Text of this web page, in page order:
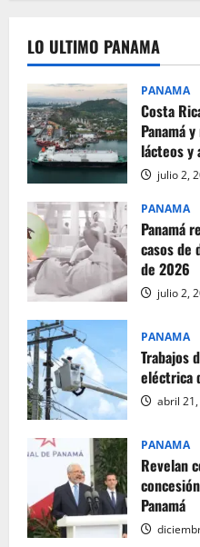
LO ULTIMO PANAMA
PANAMA
Costa
Panamá
lácteos y
julio 2,
PANAMA
Panamá
casos de
de 2026
julio 2,
PANAMA
Trabajos
eléctrica
abril
PANAMA
Revelan
Panamá